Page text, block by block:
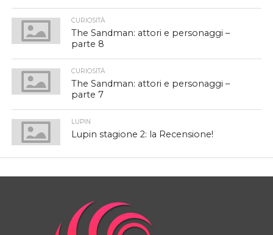
CURIOSITÀ
The Sandman: attori e personaggi –
parte 8
CURIOSITÀ
The Sandman: attori e personaggi –
parte 7
LUPIN
Lupin stagione 2: la Recensione!